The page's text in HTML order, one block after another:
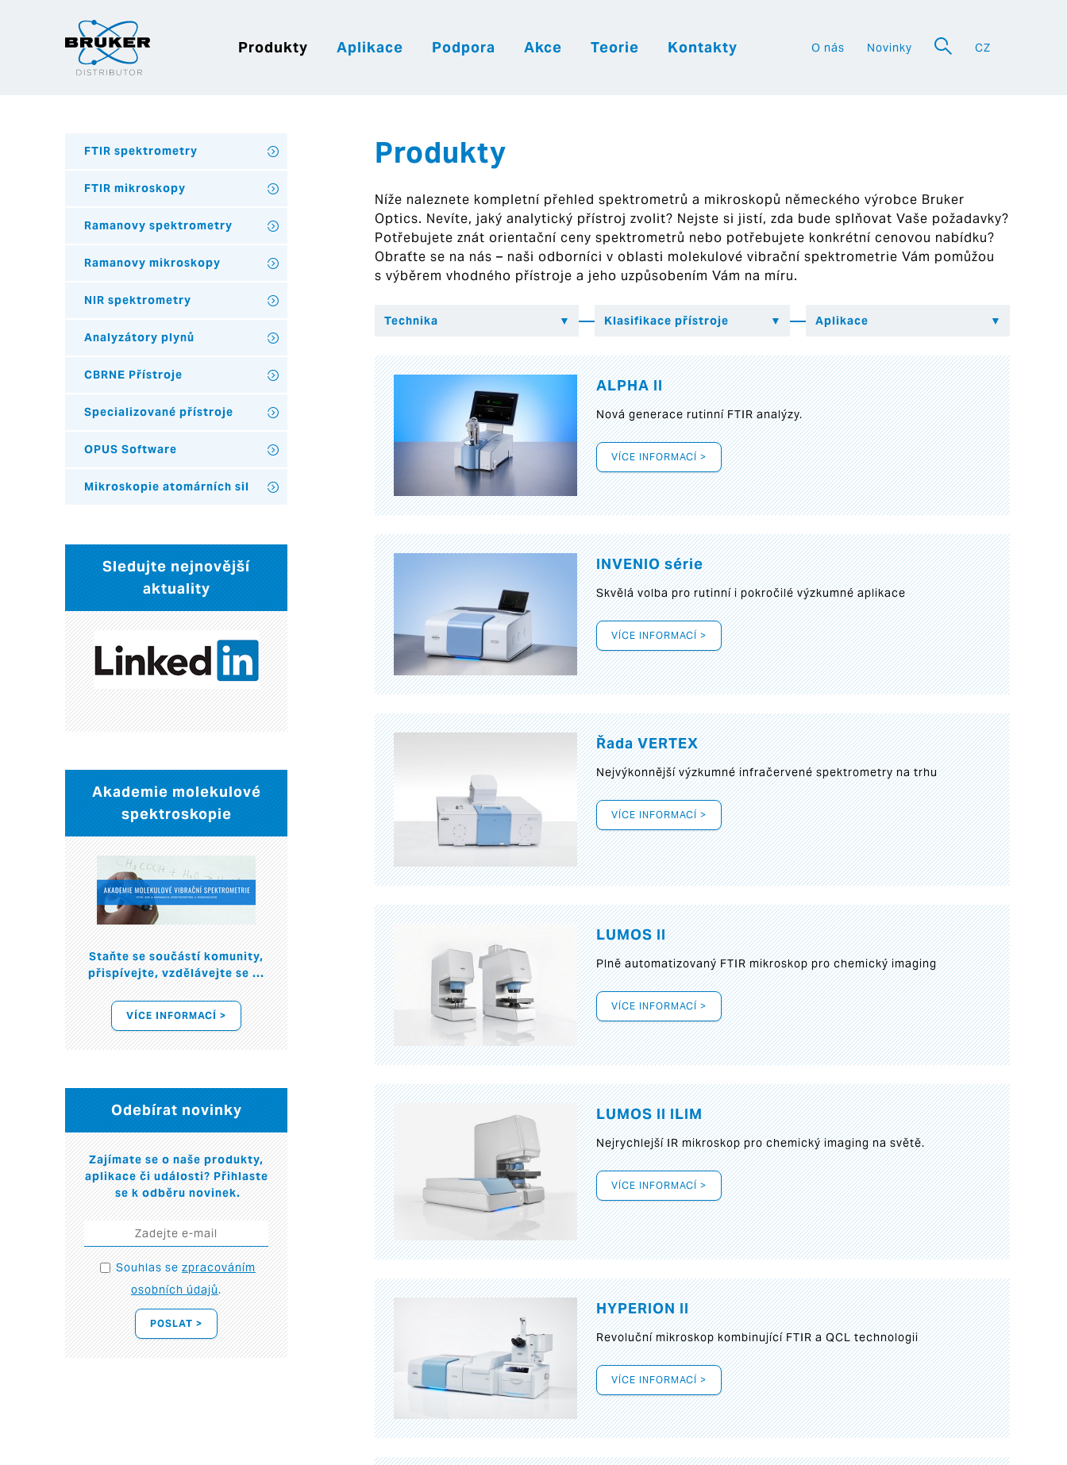
Produkty Aplikace Podpora Akce Teorie Kontakty O nás Novinky CZ
Produkty
Níže naleznete kompletní přehled spektrometrů a mikroskopů německého výrobce Bruker
Optics. Nevíte, jaký analytický přístroj zvolit? Nejste si jistí, zda bude splňovat Vaše požadavky?
Potřebujete znát orientační ceny spektrometrů nebo potřebujete konkrétní cenovou nabídku?
Obraťte se na nás – naši odborníci v oblasti molekulové vibrační spektrometrie Vám pomůžou
s výběrem vhodného přístroje a jeho uzpůsobením Vám na míru.
ALPHA II
Nová generace rutinní FTIR analýzy.
VÍCE INFORMACÍ >
INVENIO série
Skvělá volba pro rutinní i pokročilé výzkumné aplikace
VÍCE INFORMACÍ >
Řada VERTEX
Nejvýkonnější výzkumné infračervené spektrometry na trhu
VÍCE INFORMACÍ >
LUMOS II
Plně automatizovaný FTIR mikroskop pro chemický imaging
VÍCE INFORMACÍ >
LUMOS II ILIM
Nejrychlejší IR mikroskop pro chemický imaging na světě.
VÍCE INFORMACÍ >
HYPERION II
Revoluční mikroskop kombinující FTIR a QCL technologii
VÍCE INFORMACÍ >
FTIR spektrometry
FTIR mikroskopy
Ramanovy spektrometry
Ramanovy mikroskopy
NIR spektrometry
Analyzátory plynů
CBRNE Přístroje
Specializované přístroje
OPUS Software
Mikroskopie atomárních sil
Sledujte nejnovější
aktuality
Akademie molekulové
spektroskopie
Staňte se součástí komunity,
přispívejte, vzdělávejte se ...
VÍCE INFORMACÍ >
Odebírat novinky
Zajímate se o naše produkty,
aplikace či události? Přihlaste
se k odběru novinek.
Souhlas sezpracováním
osobních údajů.
POSLAT >